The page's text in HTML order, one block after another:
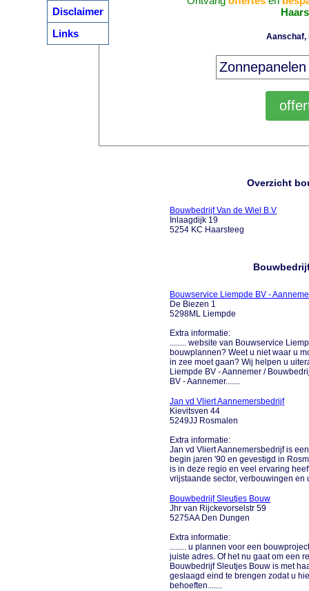
Disclaimer
Links
Aanschaf,
Overzicht
Bouwbedrijf Van de Wiel B.V
Inlaagdijk 19
5254 KC Haarsteeg
Bouwservice Liempde BV -
De Biezen 1
5298ML Liempde
Extra informatie:
........ website van Bouwservice
bouwplannen? Weet u niet waar u
in zee moet gaan? Wij helpen u
Liempde BV - Aannemer /
BV - Aannemer.......
Jan vd Vliert Aannemersbedrijf
Kievitsven 44
5249JJ Rosmalen
Extra informatie:
Jan vd Vliert Aannemersbedrijf is
begin jaren '90 en gevestigd in
is in deze regio en veel ervaring
vrijstaande sector, verbouwingen
Bouwbedrijf Sleutjes Bouw
Jhr van Rijckevorselstr 59
5275AA Den Dungen
Extra informatie:
........ u plannen voor een
juiste adres. Of het nu gaat om een
Bouwbedrijf Sleutjes Bouw is met
geslaagd eind te brengen zodat u
behoeften.......